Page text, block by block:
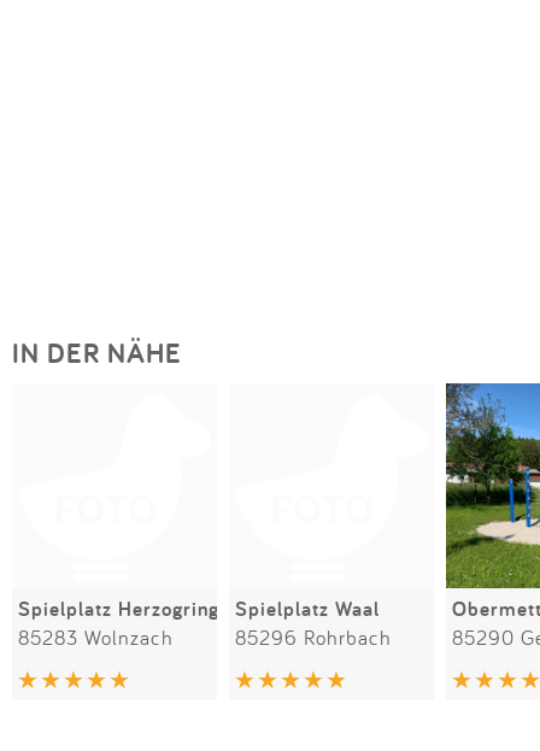
IN DER NÄHE
Spielplatz Herzogring
85283 Wolnzach
Spielplatz Waal
85296 Rohrbach 85290